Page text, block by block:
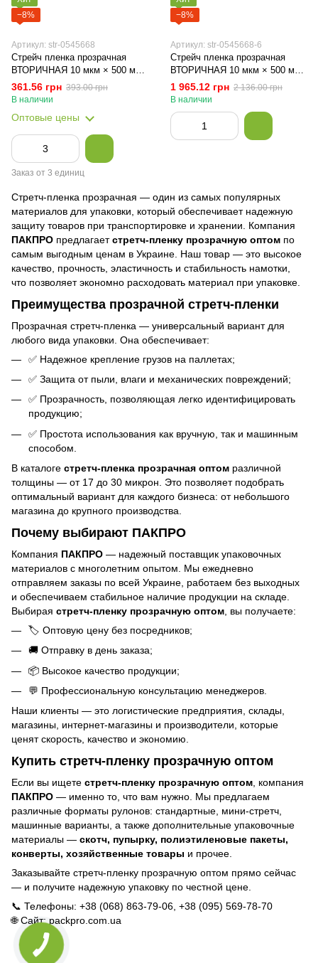
−8%
Артикул: str-0545668
Стрейч пленка прозрачная
ВТОРИЧНАЯ 10 мкм × 500 мм
× 2,4 кг / 320 м, 1 рулон
PackPro
361.56 грн 393.00 грн
В наличии
Оптовые цены
Заказ от 3 единиц
−8%
Артикул: str-0545668-6
Стрейч пленка прозрачная
ВТОРИЧНАЯ 10 мкм × 500 мм
× 2,4 кг / 320 м, 6 рулонов
PackPro
1 965.12 грн 2 136.00 грн
В наличии
Стретч-пленка прозрачная — один из самых популярных
материалов для упаковки, который обеспечивает надежную
защиту товаров при транспортировке и хранении. Компания
ПАКПРО предлагаетстретч-пленку прозрачную оптом по
самым выгодным ценам в Украине. Наш товар — это высокое
качество, прочность, эластичность и стабильность намотки,
что позволяет экономно расходовать материал при упаковке.
Преимущества прозрачной стретч-пленки
Прозрачная стретч-пленка — универсальный вариант для
любого вида упаковки. Она обеспечивает:
✅ Надежное крепление грузов на паллетах;
✅ Защита от пыли, влаги и механических повреждений;
✅ Прозрачность, позволяющая легко идентифицировать
продукцию;
✅ Простота использования как вручную, так и машинным
способом.
В каталоге стретч-пленка прозрачная оптом различной
толщины — от 17 до 30 микрон. Это позволяет подобрать
оптимальный вариант для каждого бизнеса: от небольшого
магазина до крупного производства.
Почему выбирают ПАКПРО
Компания ПАКПРО — надежный поставщик упаковочных
материалов с многолетним опытом. Мы ежедневно
отправляем заказы по всей Украине, работаем без выходных
и обеспечиваем стабильное наличие продукции на складе.
Выбирая стретч-пленку прозрачную оптом , вы получаете:
🏷️ Оптовую цену без посредников;
🚚 Отправку в день заказа;
📦 Высокое качество продукции;
💬 Профессиональную консультацию менеджеров.
Наши клиенты — это логистические предприятия, склады,
магазины, интернет-магазины и производители, которые
ценят скорость, качество и экономию.
Купить стретч-пленку прозрачную оптом
Если вы ищете стретч-пленку прозрачную оптом , компания
ПАКПРО — именно то, что вам нужно. Мы предлагаем
различные форматы рулонов: стандартные, мини-стретч,
машинные варианты, а также дополнительные упаковочные
материалы — скотч, пупырку, полиэтиленовые пакеты,
конверты, хозяйственные товары и прочее.
Заказывайте стретч-пленку прозрачную оптом прямо сейчас
— и получите надежную упаковку по честной цене.
📞 Телефоны: +38 (068) 863-79-06, +38 (095) 569-78-70
🌐 Сайт:packpro.com.ua